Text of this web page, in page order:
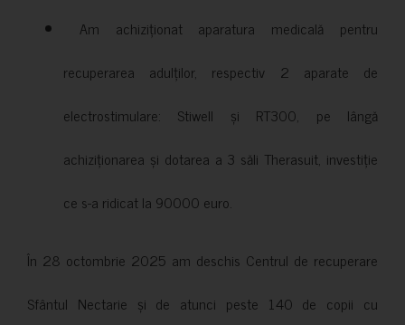
Am achiziționat aparatura medicală pentru
recuperarea adulților, respectiv 2 aparate de
electrostimulare: Stiwell și RT300, pe lângă
achiziționarea și dotarea a 3 săli Therasuit, investiție
ce s-a ridicat la 90000 euro.
În 28 octombrie 2025 am deschis Centrul de recuperare
Sfântul Nectarie și de atunci peste 140 de copii cu